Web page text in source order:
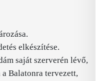
elkészítése.
saját szerverén lévő,
Balatonra tervezett,